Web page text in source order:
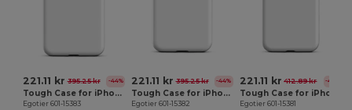
221.11 kr 395.25 kr -44%
Tough Case for iPhone 11 Pro Max
Egotier 601-15383
221.11 kr 395.25 kr -44%
Tough Case for iPhone 11 Pro
Egotier 601-15382
221.11 kr 412.89 kr -46%
Egotier 601-15381